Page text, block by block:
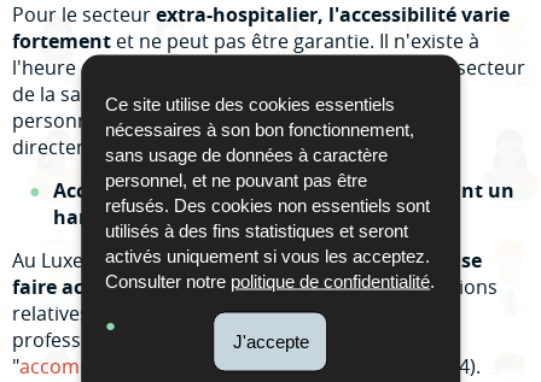
Ce site utilise des cookies essentiels
nécessaires à son bon fonctionnement,
sans usage de données à caractère
personnel, et ne pouvant pas être
refusés. Des cookies non essentiels sont
utilisés à des fins statistiques et seront
activés uniquement si vous les acceptez.
Consulter notre politique de confidentialité
J'accepte
Pour le secteurextra-hospitalier, l'accessibilité varie
fortement et ne peut pas être garantie. Il n'existe à
l'heure actuelle pas de répertoire officiel pour le secteur
de la santé. Il est ainsi fortement conseillé aux
personnes à mobilité réduite dese renseigner
directement auprès des prestataires.
Accompagnement des personnes présentant un
handicap
Au Luxembourg, chaque patient est en droit de se
faire accompagnerdans ses démarches et décisions
relatives à sa santé par une tierce personne,
professionnel de santé ou non, appelé
"accompagnateur
" (Art.7 de la loi du 24 juillet 2014).